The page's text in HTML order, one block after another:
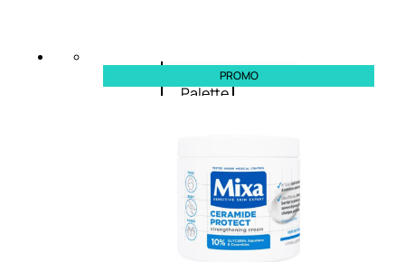
Palette
Eyeliner
Mascara
Matita
occhi
PROMO